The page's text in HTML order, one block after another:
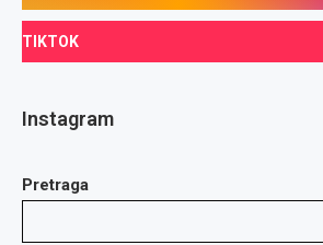
TIKTOK
Instagram
Pretraga